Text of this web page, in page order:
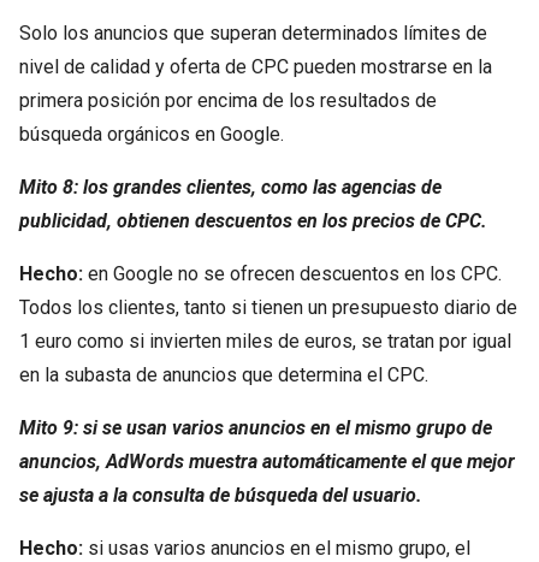
Solo los anuncios que superan determinados límites de
nivel de calidad y oferta de CPC pueden mostrarse en la
primera posición por encima de los resultados de
búsqueda orgánicos en Google.
Mito 8: los grandes clientes, como las agencias de
publicidad, obtienen descuentos en los precios de CPC.
Hecho: en Google no se ofrecen descuentos en los CPC.
Todos los clientes, tanto si tienen un presupuesto diario de
1 euro como si invierten miles de euros, se tratan por igual
en la subasta de anuncios que determina el CPC.
Mito 9: si se usan varios anuncios en el mismo grupo de
anuncios, AdWords muestra automáticamente el que mejor
se ajusta a la consulta de búsqueda del usuario.
Hecho: si usas varios anuncios en el mismo grupo, el